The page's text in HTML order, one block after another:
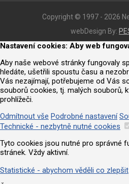
Copyright © 1997 - 2026
webDesign By:
Nastavení cookies: Aby web
Aby naše webové stránky fungovaly
hledáte, ušetřili spoustu času a
Vás nezajímají, potřebujeme od Vás
souborů cookies, tj. malých souborů,
prohlížeči.
Odmítnout vše Podrobné nastavení
Technické - nezbytně nutné cookies
Tyto cookies jsou nutné pro správné
stránek. Vždy aktivní.
Statistické - abychom věděli co zlepšit